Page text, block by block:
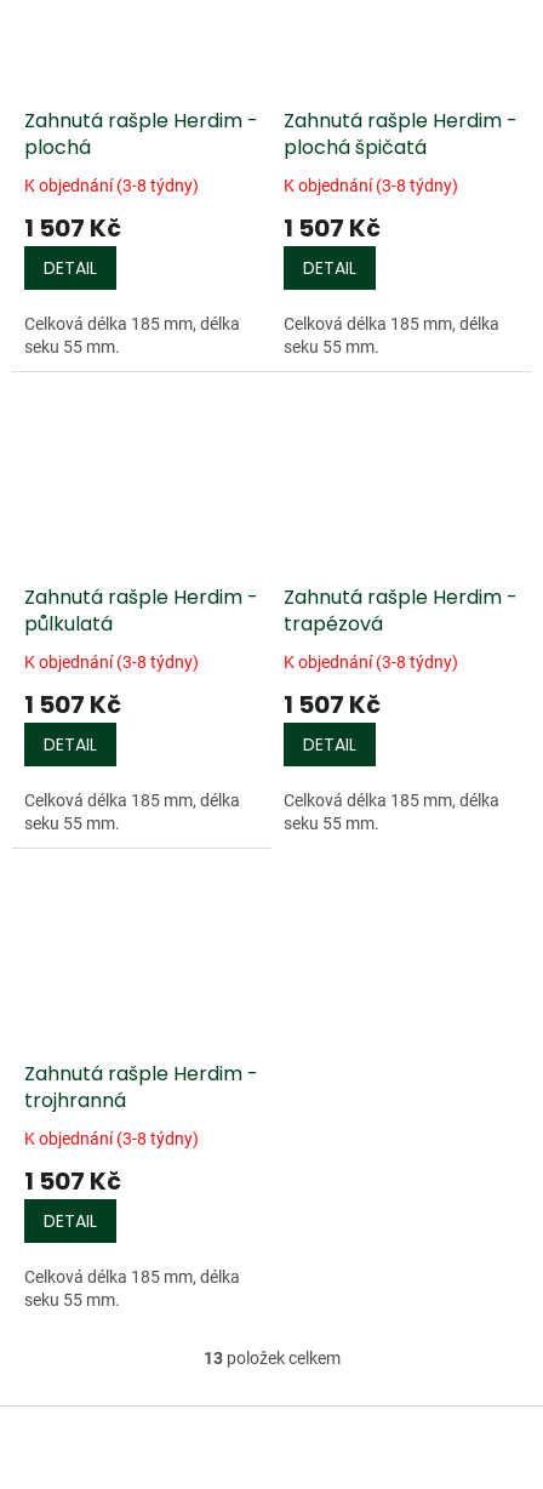
Zahnutá rašple Herdim -
plochá
K objednání (3-8 týdny)
1 507 Kč
DETAIL
Celková délka 185 mm, délka
seku 55 mm.
Zahnutá rašple Herdim -
plochá špičatá
K objednání (3-8 týdny)
1 507 Kč
DETAIL
Celková délka 185 mm, délka
seku 55 mm.
Zahnutá rašple Herdim -
půlkulatá
K objednání (3-8 týdny)
1 507 Kč
DETAIL
Celková délka 185 mm, délka
seku 55 mm.
Zahnutá rašple Herdim -
trapézová
K objednání (3-8 týdny)
1 507 Kč
DETAIL
Celková délka 185 mm, délka
seku 55 mm.
Zahnutá rašple Herdim -
trojhranná
K objednání (3-8 týdny)
1 507 Kč
DETAIL
Celková délka 185 mm, délka
seku 55 mm.
O
l
13položek celkem
Z